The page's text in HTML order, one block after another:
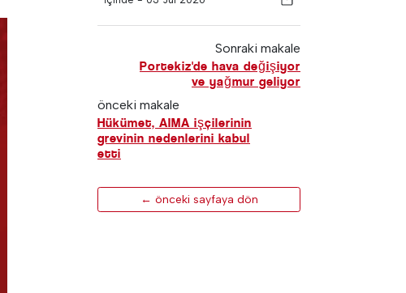
Sonraki makale
Portekiz'de hava değişiyor
ve yağmur geliyor
önceki makale
Hükümet, AIMA işçilerinin
grevinin nedenlerini kabul
etti
← önceki sayfaya dön